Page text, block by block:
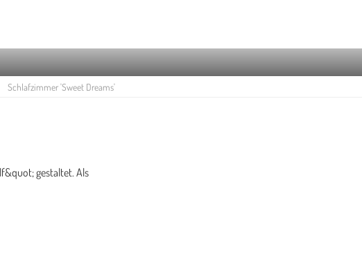
Schlafzimmer 'Sweet Dreams'
gestaltet. Als